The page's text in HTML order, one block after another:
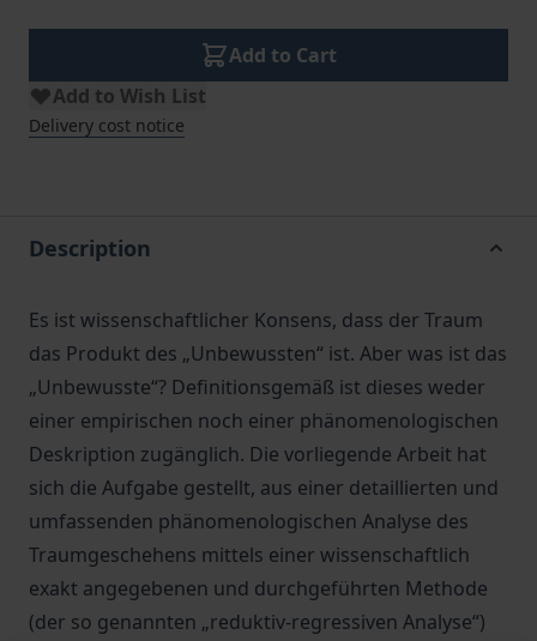
Add to Cart
Add to Wish List
Delivery cost notice
Description
Es ist wissenschaftlicher Konsens, dass der Traum
das Produkt des „Unbewussten“ ist. Aber was ist das
„Unbewusste“? Definitionsgemäß ist dieses weder
einer empirischen noch einer phänomenologischen
Deskription zugänglich. Die vorliegende Arbeit hat
sich die Aufgabe gestellt, aus einer detaillierten und
umfassenden phänomenologischen Analyse des
Traumgeschehens mittels einer wissenschaftlich
exakt angegebenen und durchgeführten Methode
(der so genannten „reduktiv-regressiven Analyse“)